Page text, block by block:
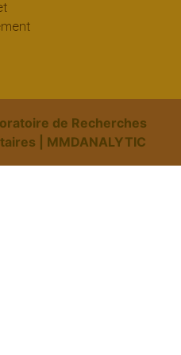
de Recherches
| MMDANALYTIC